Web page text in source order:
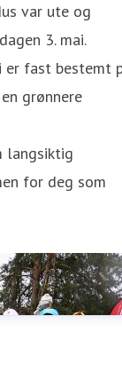
var ute og
3. mai.
er fast bestemt
grønnere
langsiktig
for deg som